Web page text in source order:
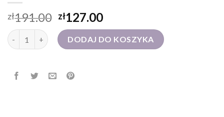
zł191.00 zł127.00
ilość torba plecak DODAJ DO KOSZYKA